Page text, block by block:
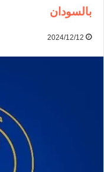
بالسودان
2024/12/12